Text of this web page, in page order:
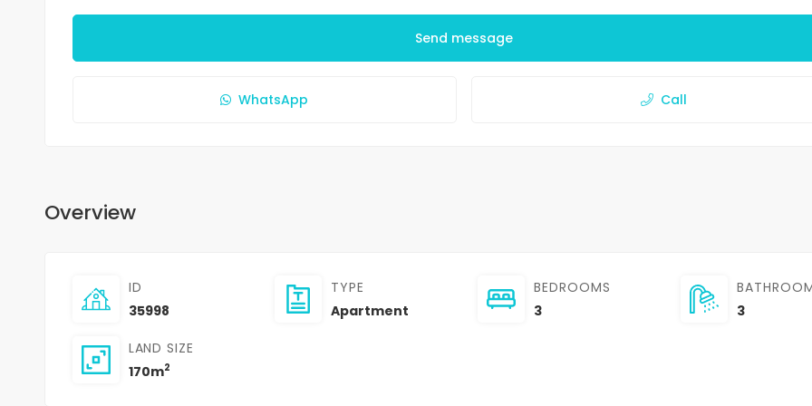
Send message
WhatsApp Call
Overview
ID
35998
TYPE
Apartment
BEDROOMS
3
3
LAND SIZE
170m2